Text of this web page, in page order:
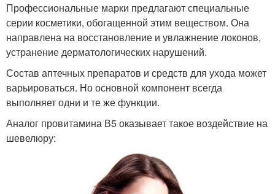
Профессиональные марки предлагают специальные
серии косметики, обогащенной этим веществом. Она
направлена на восстановление и увлажнение локонов,
устранение дерматологических нарушений.
Состав аптечных препаратов и средств для ухода может
варьироваться. Но основной компонент всегда
выполняет одни и те же функции.
Аналог провитамина В5 оказывает такое воздействие на
шевелюру: